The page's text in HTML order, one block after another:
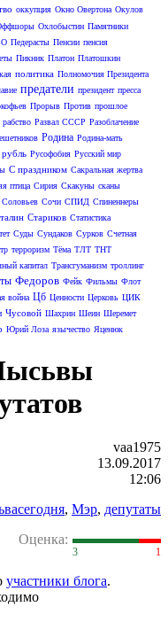
оккупция Окно Овертона Окулов
Охлобыстин Памятники
Педерасты Пенсии пенсия
Пикник Платон Платошкин
политика Полномочия Президента
предатели президент пресса
Прорыв Против прошлое
рабство Развал СССР Разоблачение
Родина Родина-мать
рубль Русофобия Русский мир
С праздником Сакральная жертва
птица Сирия Скакуны сканы
Соловьев Сочи СПИД Спиненнеры
Стариков Статистика
Суды Сундаков Сурков Счетная
терроризм Тёма ТЛТ ТНТ
капитал Трансгуманизм троллинг
Федоров Фейк Фильмы Флот
война Цб Ценности Церковь ЦИК
Чусовой Шахрин Шеин Шеремет
Юрий Лоза язычество Яценюк
vaa1975
13.09.2017
12:06
, Мэр, депутаты
Оценка:
3 1
участники блога.